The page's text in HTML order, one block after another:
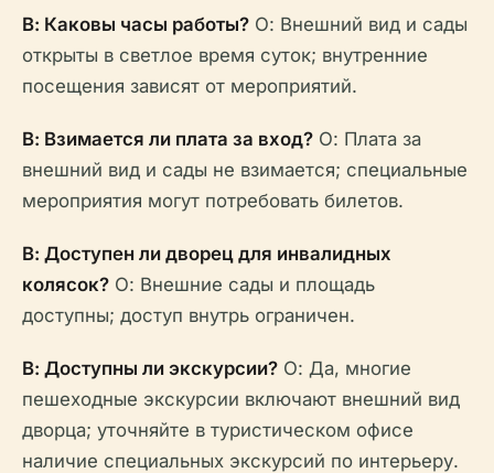
В: Каковы часы работы? О: Внешний вид и сады
открыты в светлое время суток; внутренние
посещения зависят от мероприятий.
В: Взимается ли плата за вход? О: Плата за
внешний вид и сады не взимается; специальные
мероприятия могут потребовать билетов.
В: Доступен ли дворец для инвалидных
колясок? О: Внешние сады и площадь
доступны; доступ внутрь ограничен.
В: Доступны ли экскурсии? О: Да, многие
пешеходные экскурсии включают внешний вид
дворца; уточняйте в туристическом офисе
наличие специальных экскурсий по интерьеру.